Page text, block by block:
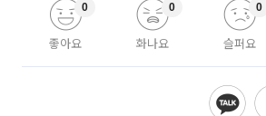
좋아요
0
화나요
0
슬퍼요
0